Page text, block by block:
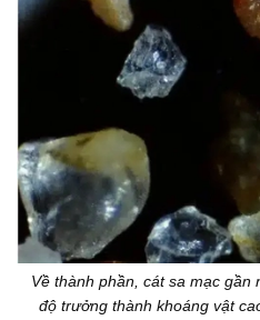
Về thành phần, cát sa mạc gần
độ trưởng thành khoáng vật